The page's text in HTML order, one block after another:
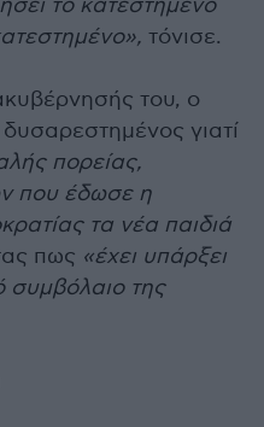
το κατεστημένο
τόνισε.
του, ο
γιατί
πορείας,
που έδωσε η
τα νέα παιδιά
πως «έχει υπάρξει
συμβόλαιο της